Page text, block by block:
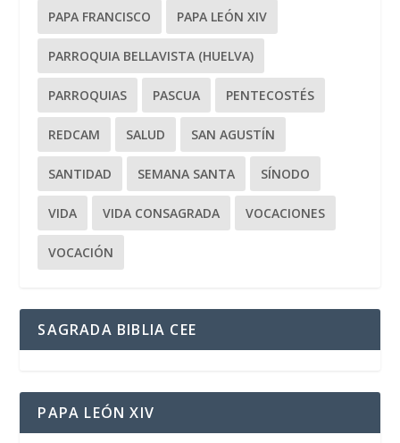
PAPA FRANCISCO PAPA LEÓN XIV
PARROQUIA BELLAVISTA (HUELVA)
PARROQUIAS PASCUA PENTECOSTÉS
REDCAM SALUD SAN AGUSTÍN
SANTIDAD SEMANA SANTA SÍNODO
VIDA VIDA CONSAGRADA VOCACIONES
VOCACIÓN
SAGRADA BIBLIA CEE
PAPA LEÓN XIV